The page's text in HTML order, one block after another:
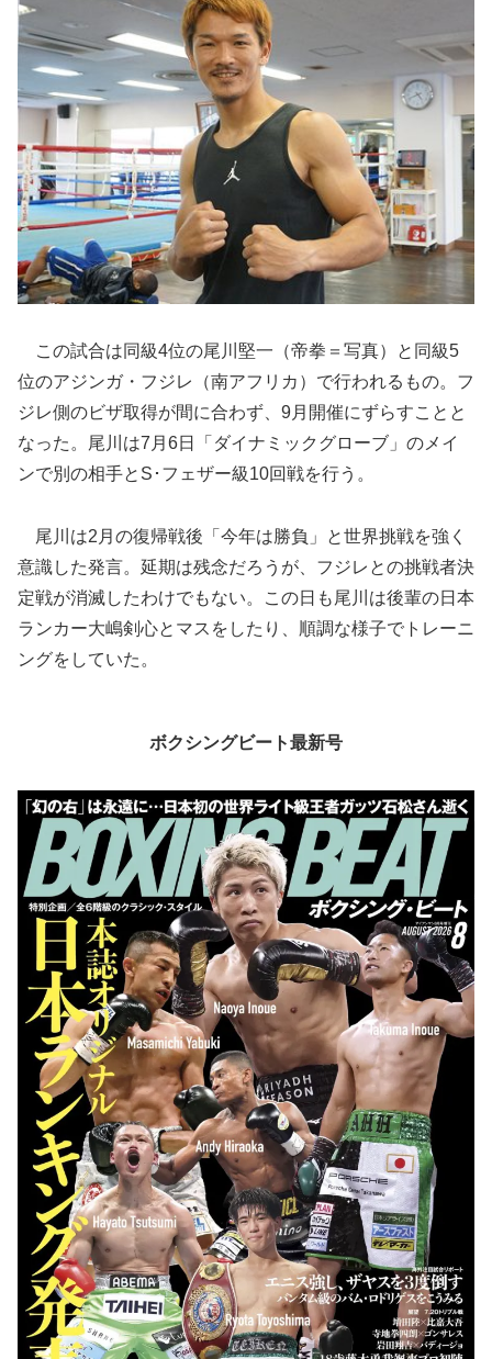
この試合は同級4位の尾川堅一（帝拳＝写真）と同級5
位のアジンガ・フジレ（南アフリカ）で行われるもの。フ
ジレ側のビザ取得が間に合わず、9月開催にずらすことと
なった。尾川は7月6日「ダイナミックグローブ」のメイ
ンで別の相手とS･フェザー級10回戦を行う。
尾川は2月の復帰戦後「今年は勝負」と世界挑戦を強く
意識した発言。延期は残念だろうが、フジレとの挑戦者決
定戦が消滅したわけでもない。この日も尾川は後輩の日本
ランカー大嶋剣心とマスをしたり、順調な様子でトレーニ
ングをしていた。
ボクシングビート最新号